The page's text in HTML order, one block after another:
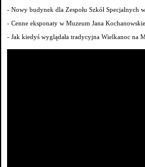
- Nowy budynek dla Zespołu Szkół Specjalnych
- Cenne eksponaty w Muzeum Jana
- Jak kiedyś wyglądała tradycyjna Wielkanoc na